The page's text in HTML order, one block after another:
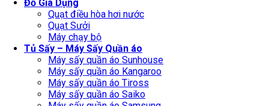
Đồ Gia Dụng
Quạt điều hòa hơi nước
Quạt Sưởi
Máy chạy bộ
Tủ Sấy – Máy Sấy Quần áo
Máy sấy quần áo Sunhouse
Máy sấy quần áo Kangaroo
Máy sấy quần áo Tiross
Máy sấy quần áo Saiko